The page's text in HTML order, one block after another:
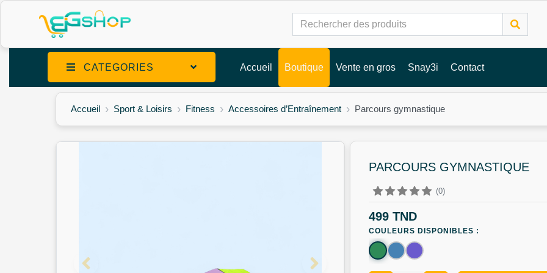
CATEGORIES Accueil Boutique Vente en gros Snay3i Contact
Accueil Sport & Loisirs Fitness Accessoires d’Entraînement Parcours gymnastique
PARCOURS GYMNASTIQUE
(0)
499 TND
COULEURS DISPONIBLES :